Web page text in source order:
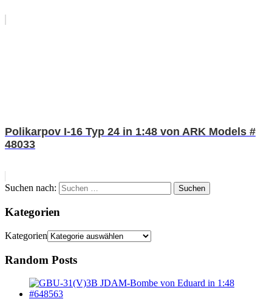
Polikarpov I-16 Typ 24 in 1:48 von ARK Models #
48033
Suchen nach: Suchen
Kategorien
Kategorien
Random Posts